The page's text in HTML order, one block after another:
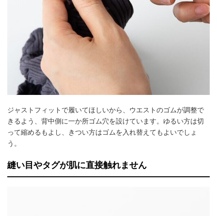
ジャストフィットで履いてほしいから、ウエストのゴムが調整で
きるよう、背中側に一か所ゴム穴を設けています。ゆるい方は切
って縮めるもよし、きつい方はゴムを入れ替えてもよいでしょ
う。
縫い目やタグが肌に直接触れません